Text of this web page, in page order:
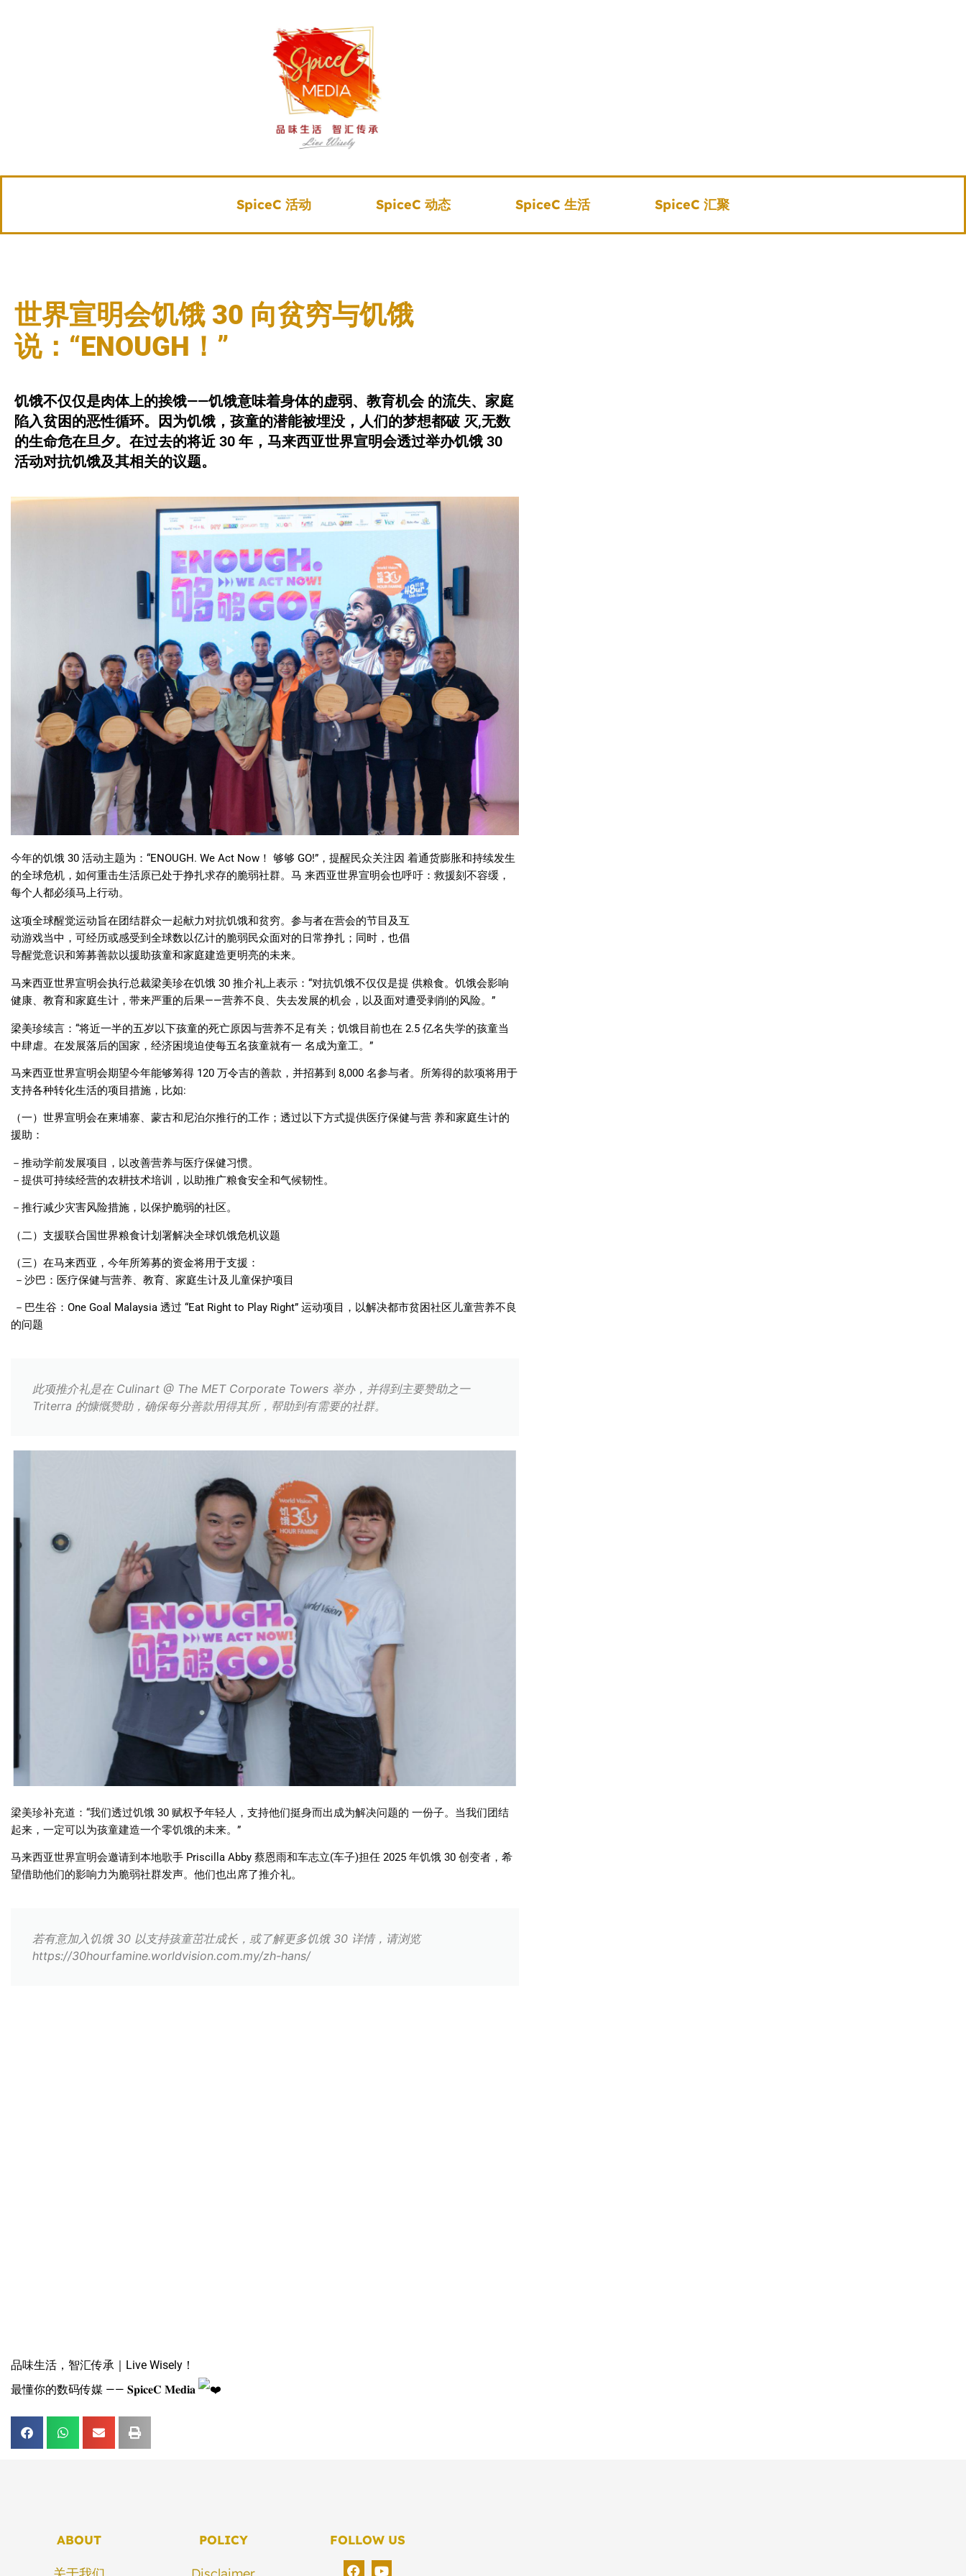
SpiceC 活动 SpiceC 动态 SpiceC 生活 SpiceC 汇聚
世界宣明会饥饿 30 向贫穷与饥饿
说：“ENOUGH！”
饥饿不仅仅是肉体上的挨饿——饥饿意味着身体的虚弱、教育机会 的流失、家庭
陷入贫困的恶性循环。因为饥饿，孩童的潜能被埋没，人们的梦想都破 灭,无数
的生命危在旦夕。在过去的将近 30 年，马来西亚世界宣明会透过举办饥饿 30
活动对抗饥饿及其相关的议题。
今年的饥饿 30 活动主题为：“ENOUGH. We Act Now！ 够够 GO!”，提醒民众关注因 着通货膨胀和持续发生
的全球危机，如何重击生活原已处于挣扎求存的脆弱社群。马 来西亚世界宣明会也呼吁：救援刻不容缓，
每个人都必须马上行动。
这项全球醒觉运动旨在团结群众一起献力对抗饥饿和贫穷。参与者在营会的节目及互
动游戏当中，可经历或感受到全球数以亿计的脆弱民众面对的日常挣扎；同时，也倡
马来西亚世界宣明会执行总裁梁美珍在饥饿 30 推介礼上表示：“对抗饥饿不仅仅是提 供粮食。饥饿会影响
健康、教育和家庭生计，带来严重的后果——营养不良、失去发展的机会，以及面对遭受剥削的风险。”
梁美珍续言：“将近一半的五岁以下孩童的死亡原因与营养不足有关；饥饿目前也在 2.5 亿名失学的孩童当
中肆虐。在发展落后的国家，经济困境迫使每五名孩童就有一 名成为童工。”
马来西亚世界宣明会期望今年能够筹得 120 万令吉的善款，并招募到 8,000 名参与者。所筹得的款项将用于
支持各种转化生活的项目措施，比如:
（一）世界宣明会在柬埔寨、蒙古和尼泊尔推行的工作；透过以下方式提供医疗保健与营 养和家庭生计的
援助：
－推动学前发展项目，以改善营养与医疗保健习惯。
－提供可持续经营的农耕技术培训，以助推广粮食安全和气候韧性。
－推行减少灾害风险措施，以保护脆弱的社区。
（二）支援联合国世界粮食计划署解决全球饥饿危机议题
（三）在马来西亚，今年所筹募的资金将用于支援：
－沙巴：医疗保健与营养、教育、家庭生计及儿童保护项目
－巴生谷：One Goal Malaysia 透过 “Eat Right to Play Right” 运动项目，以解决都市贫困社区儿童营养不良
的问题
此项推介礼是在 Culinart @ The MET Corporate Towers 举办，并得到主要赞助之一
Triterra 的慷慨赞助，确保每分善款用得其所，帮助到有需要的社群。
梁美珍补充道：“我们透过饥饿 30 赋权予年轻人，支持他们挺身而出成为解决问题的 一份子。当我们团结
起来，一定可以为孩童建造一个零饥饿的未来。”
马来西亚世界宣明会邀请到本地歌手 Priscilla Abby 蔡恩雨和车志立(车子)担任 2025 年饥饿 30 创变者，希
望借助他们的影响力为脆弱社群发声。他们也出席了推介礼。
若有意加入饥饿 30 以支持孩童茁壮成长，或了解更多饥饿 30 详情，请浏览
https://30hourfamine.worldvision.com.my/zh-hans/
品味生活，智汇传承｜Live Wisely！
最懂你的数码传媒 —— 𝐒𝐩𝐢𝐜𝐞𝐂 𝐌𝐞𝐝𝐢𝐚
ABOUT POLICY FOLLOW US